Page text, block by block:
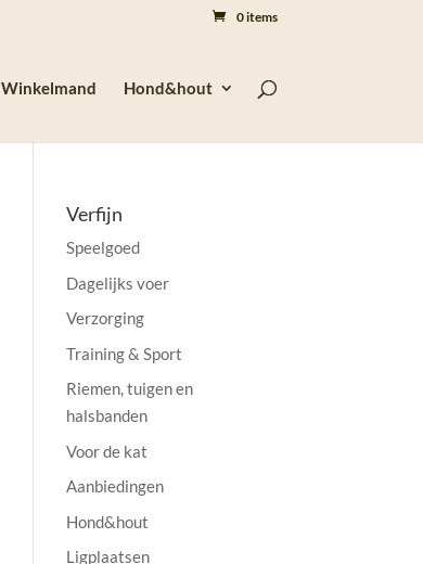
0 items
Winkelmand Hond&hout
Verfijn
Speelgoed
Dagelijks voer
Verzorging
Training & Sport
Riemen, tuigen en
halsbanden
Voor de kat
Aanbiedingen
Hond&hout
Ligplaatsen